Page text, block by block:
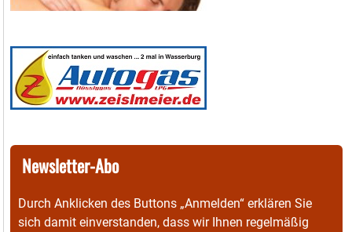
Newsletter-Abo
Durch Anklicken des Buttons „Anmelden“ erklären Sie
sich damit einverstanden, dass wir Ihnen regelmäßig